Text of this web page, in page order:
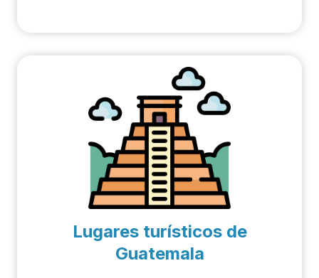
Lugares turísticos de
Guatemala